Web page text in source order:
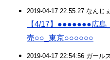
2019-04-17 22:55:27 なんじ
【4/17】●●●●●●●広
売○○_東京○○○○○○
2019-04-17 22:54:56 ガール